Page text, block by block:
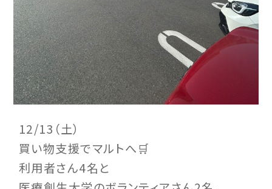
12/13（土）
買い物支援でマルトへ🛒
利用者さん4名と